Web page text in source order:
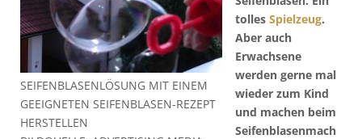
SEIFENBLASENLÖSUNG MIT EINEM
GEEIGNETEN SEIFENBLASEN-REZEPT
HERSTELLEN
tolles Spielzeug.
Aber auch
Erwachsene
werden gerne mal
wieder zum Kind
und machen beim
Seifenblasenmach